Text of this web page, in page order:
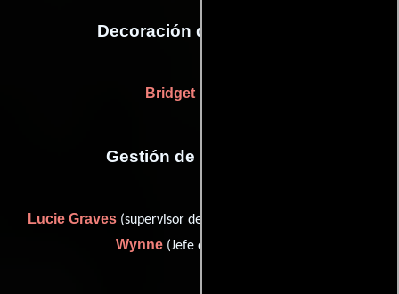
Decoración de escenario
Bridget Menzies
Gestión de producción
Lucie Graves (supervisor de post-producción) y
Wynne(Jefe de producción)